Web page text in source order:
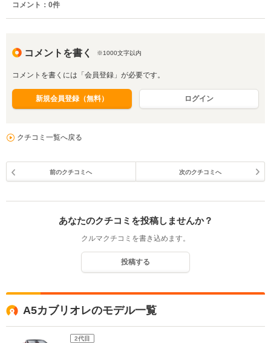
コメント： 0件
コメントを書く ※1000文字以内
コメントを書くには「会員登録」が必要です。
新規会員登録（無料） ログイン
クチコミ一覧へ戻る
前のクチコミへ 次のクチコミへ
あなたのクチコミを投稿しませんか？
クルマクチコミを書き込めます。
投稿する
A5カブリオレのモデル一覧
2代目